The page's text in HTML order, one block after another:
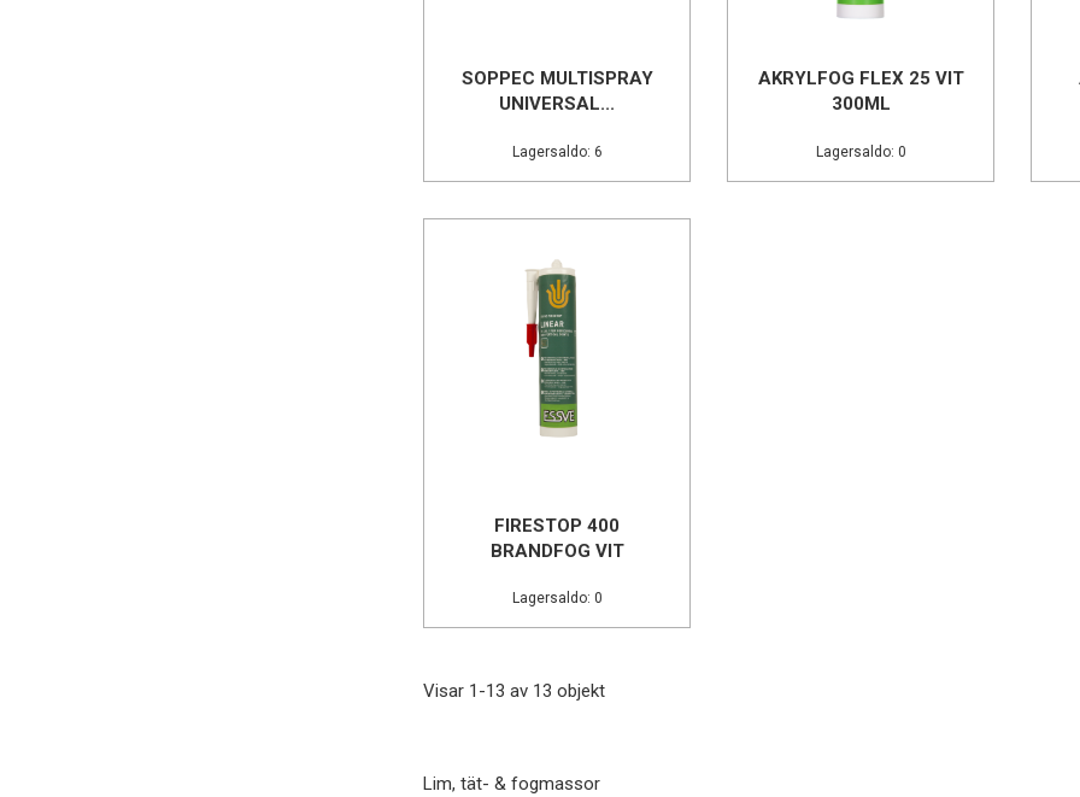
SOPPEC MULTISPRAY
UNIVERSAL...
Lagersaldo: 6
AKRYLFOG FLEX 25 VIT
300ML
Lagersaldo: 0
FIRESTOP 400
BRANDFOG VIT
Lagersaldo: 0
Visar 1-13 av 13 objekt
Lim, tät- & fogmassor